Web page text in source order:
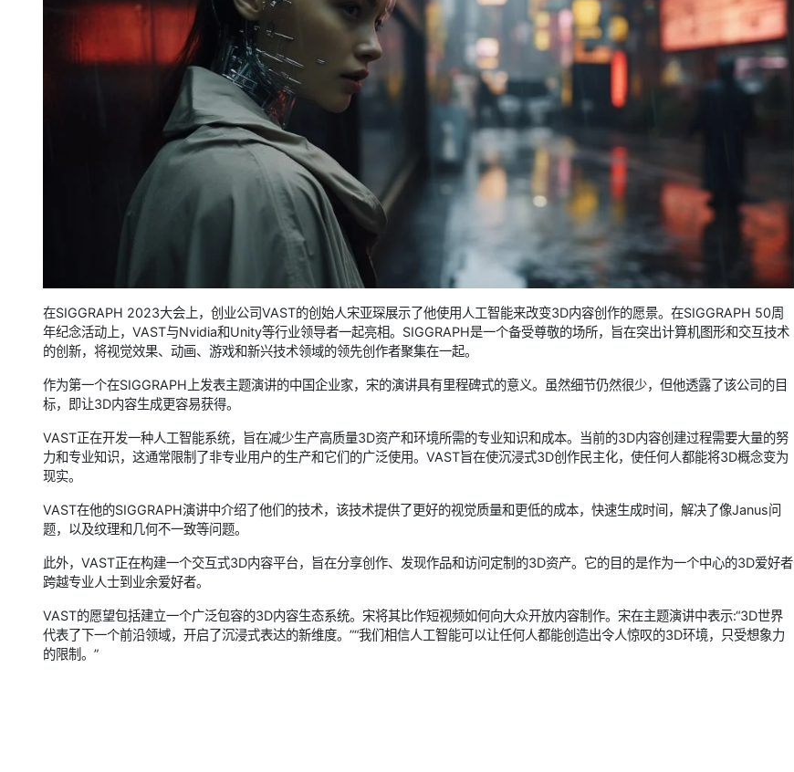
在SIGGRAPH 2023大会上，创业公司VAST的创始人宋亚琛展示了他使用人工智能来改变3D内容创作的愿景。在SIGGRAPH 50周
年纪念活动上，VAST与Nvidia和Unity等行业领导者一起亮相。SIGGRAPH是一个备受尊敬的场所，旨在突出计算机图形和交互技术
的创新，将视觉效果、动画、游戏和新兴技术领域的领先创作者聚集在一起。
作为第一个在SIGGRAPH上发表主题演讲的中国企业家，宋的演讲具有里程碑式的意义。虽然细节仍然很少，但他透露了该公司的目
标，即让3D内容生成更容易获得。
VAST正在开发一种人工智能系统，旨在减少生产高质量3D资产和环境所需的专业知识和成本。当前的3D内容创建过程需要大量的努
力和专业知识，这通常限制了非专业用户的生产和它们的广泛使用。VAST旨在使沉浸式3D创作民主化，使任何人都能将3D概念变为
现实。
VAST在他的SIGGRAPH演讲中介绍了他们的技术，该技术提供了更好的视觉质量和更低的成本，快速生成时间，解决了像Janus问
题，以及纹理和几何不一致等问题。
此外，VAST正在构建一个交互式3D内容平台，旨在分享创作、发现作品和访问定制的3D资产。它的目的是作为一个中心的3D爱好者
跨越专业人士到业余爱好者。
VAST的愿望包括建立一个广泛包容的3D内容生态系统。宋将其比作短视频如何向大众开放内容制作。宋在主题演讲中表示:“3D世界
代表了下一个前沿领域，开启了沉浸式表达的新维度。”“我们相信人工智能可以让任何人都能创造出令人惊叹的3D环境，只受想象力
的限制。”